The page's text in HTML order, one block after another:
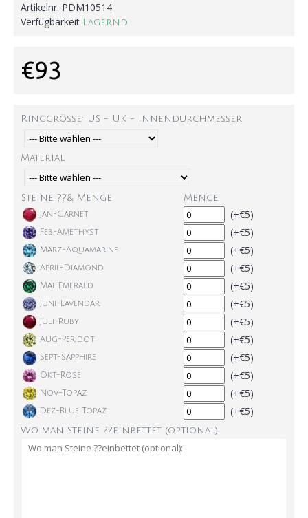
Artikelnr. PDM10514
Verfügbarkeit Lagernd
€93
Ringgröße: US - UK - Innendurchmesser
Material
Steine ??& Menge Menge
Jan-Garnet (+€5)
Feb-Amethyst (+€5)
März-Aquamarine (+€5)
April-Diamond (+€5)
Mai-Emerald (+€5)
Juni-Lavendar (+€5)
Juli-Ruby (+€5)
Aug-Peridot (+€5)
Sept-Sapphire (+€5)
Okt-Rose (+€5)
Nov-Topaz (+€5)
Dez-Blue Topaz (+€5)
Wo man Steine ??einbettet (optional):